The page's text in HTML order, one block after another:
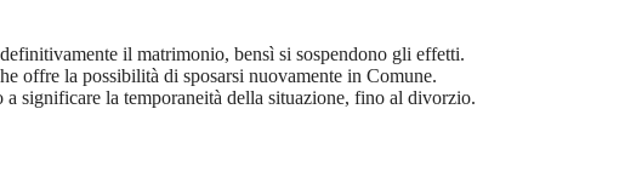
il matrimonio, bensì si sospendono gli effetti.
offre la possibilità di sposarsi nuovamente in Comune.
significare la temporaneità della situazione, fino al divorzio.